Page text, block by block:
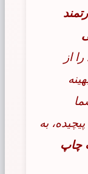
از
به
چاپ